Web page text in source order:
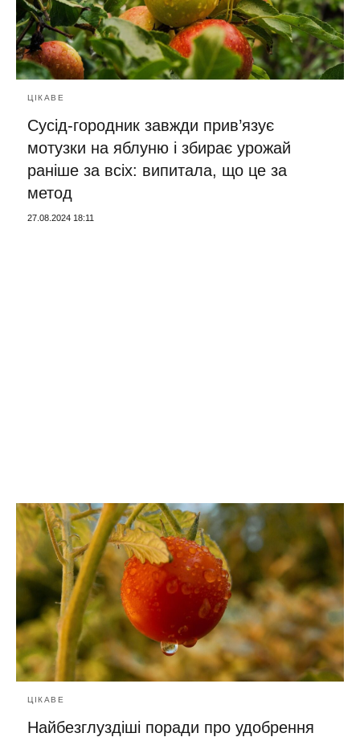
ЦІКАВЕ
Сусід-городник завжди прив’язує
мотузки на яблуню і збирає урожай
раніше за всіх: випитала, що це за
метод
27.08.2024 18:11
ЦІКАВЕ
Найбезглуздіші поради про удобрення